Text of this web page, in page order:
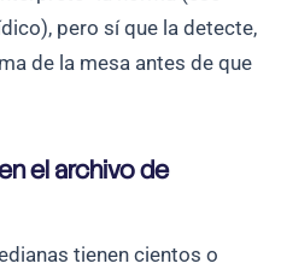
pero sí que la detecte,
de la mesa antes de que
el archivo de
tienen cientos o